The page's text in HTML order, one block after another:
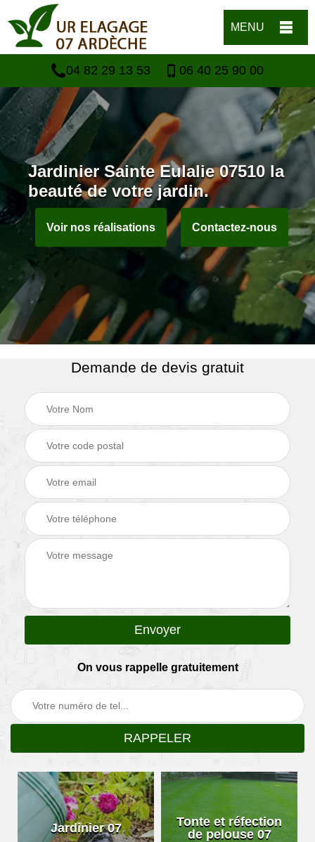
MENU
04 82 29 13 53 06 40 25 90 00
Jardinier Sainte Eulalie 07510 la
beauté de votre jardin.
Voir nos réalisations Contactez-nous
Demande de devis gratuit
On vous rappelle gratuitement
Jardinier 07
Tonte et réfection
de pelouse 07